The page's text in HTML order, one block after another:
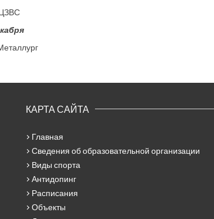
КАРТА САЙТА
Главная
Сведения об образовательной организации
Виды спорта
Антидопинг
Расписания
Объекты